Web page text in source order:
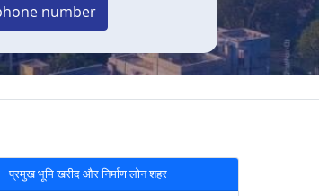
number
प्रमुख भूमि खरीद और निर्माण लोन शहर